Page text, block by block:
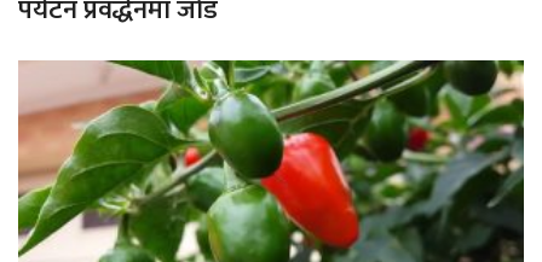
पर्यटन प्रवर्द्धनमा जोड